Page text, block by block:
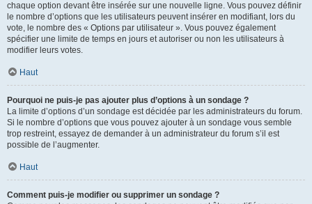
chaque option devant être insérée sur une nouvelle ligne. Vous pouvez définir
le nombre d’options que les utilisateurs peuvent insérer en modifiant, lors du
vote, le nombre des « Options par utilisateur ». Vous pouvez également
spécifier une limite de temps en jours et autoriser ou non les utilisateurs à
modifier leurs votes.
Haut
Pourquoi ne puis-je pas ajouter plus d’options à un sondage ?
La limite d’options d’un sondage est décidée par les administrateurs du forum.
Si le nombre d’options que vous pouvez ajouter à un sondage vous semble
trop restreint, essayez de demander à un administrateur du forum s’il est
possible de l’augmenter.
Haut
Comment puis-je modifier ou supprimer un sondage ?